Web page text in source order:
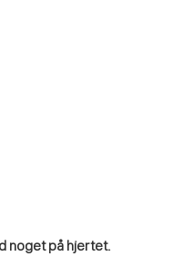
noget på hjertet.